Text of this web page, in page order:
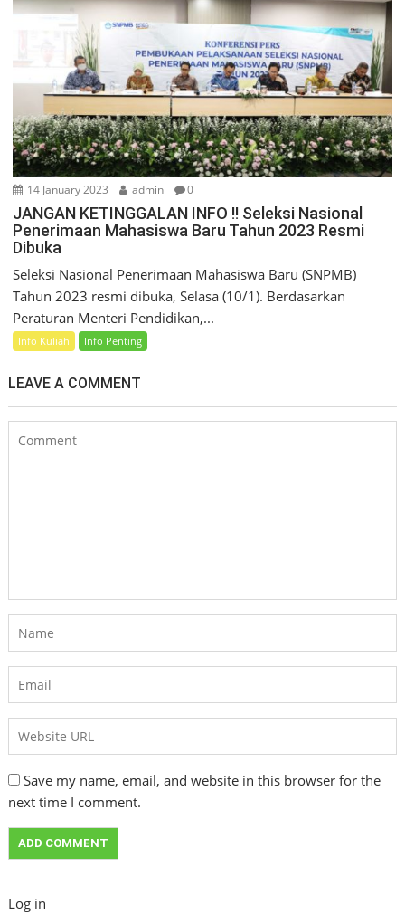
14 January 2023 admin 0
JANGAN KETINGGALAN INFO !! Seleksi Nasional
Penerimaan Mahasiswa Baru Tahun 2023 Resmi
Dibuka
Seleksi Nasional Penerimaan Mahasiswa Baru (SNPMB)
Tahun 2023 resmi dibuka, Selasa (10/1). Berdasarkan
Peraturan Menteri Pendidikan,...
Info Kuliah Info Penting
LEAVE A COMMENT
Save my name, email, and website in this browser for the
next time I comment.
Log in